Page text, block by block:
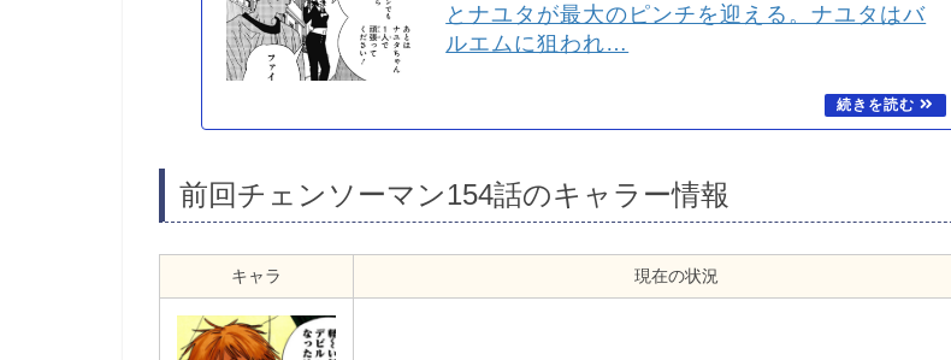
とナユタが最大のピンチを迎える。ナユタはバ
ルエムに狙われ…
前回チェンソーマン154話のキャラー情報
キャラ 現在の状況